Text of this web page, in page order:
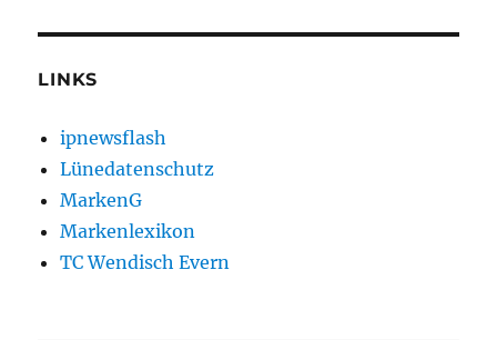
LINKS
ipnewsflash
Lünedatenschutz
MarkenG
Markenlexikon
TC Wendisch Evern